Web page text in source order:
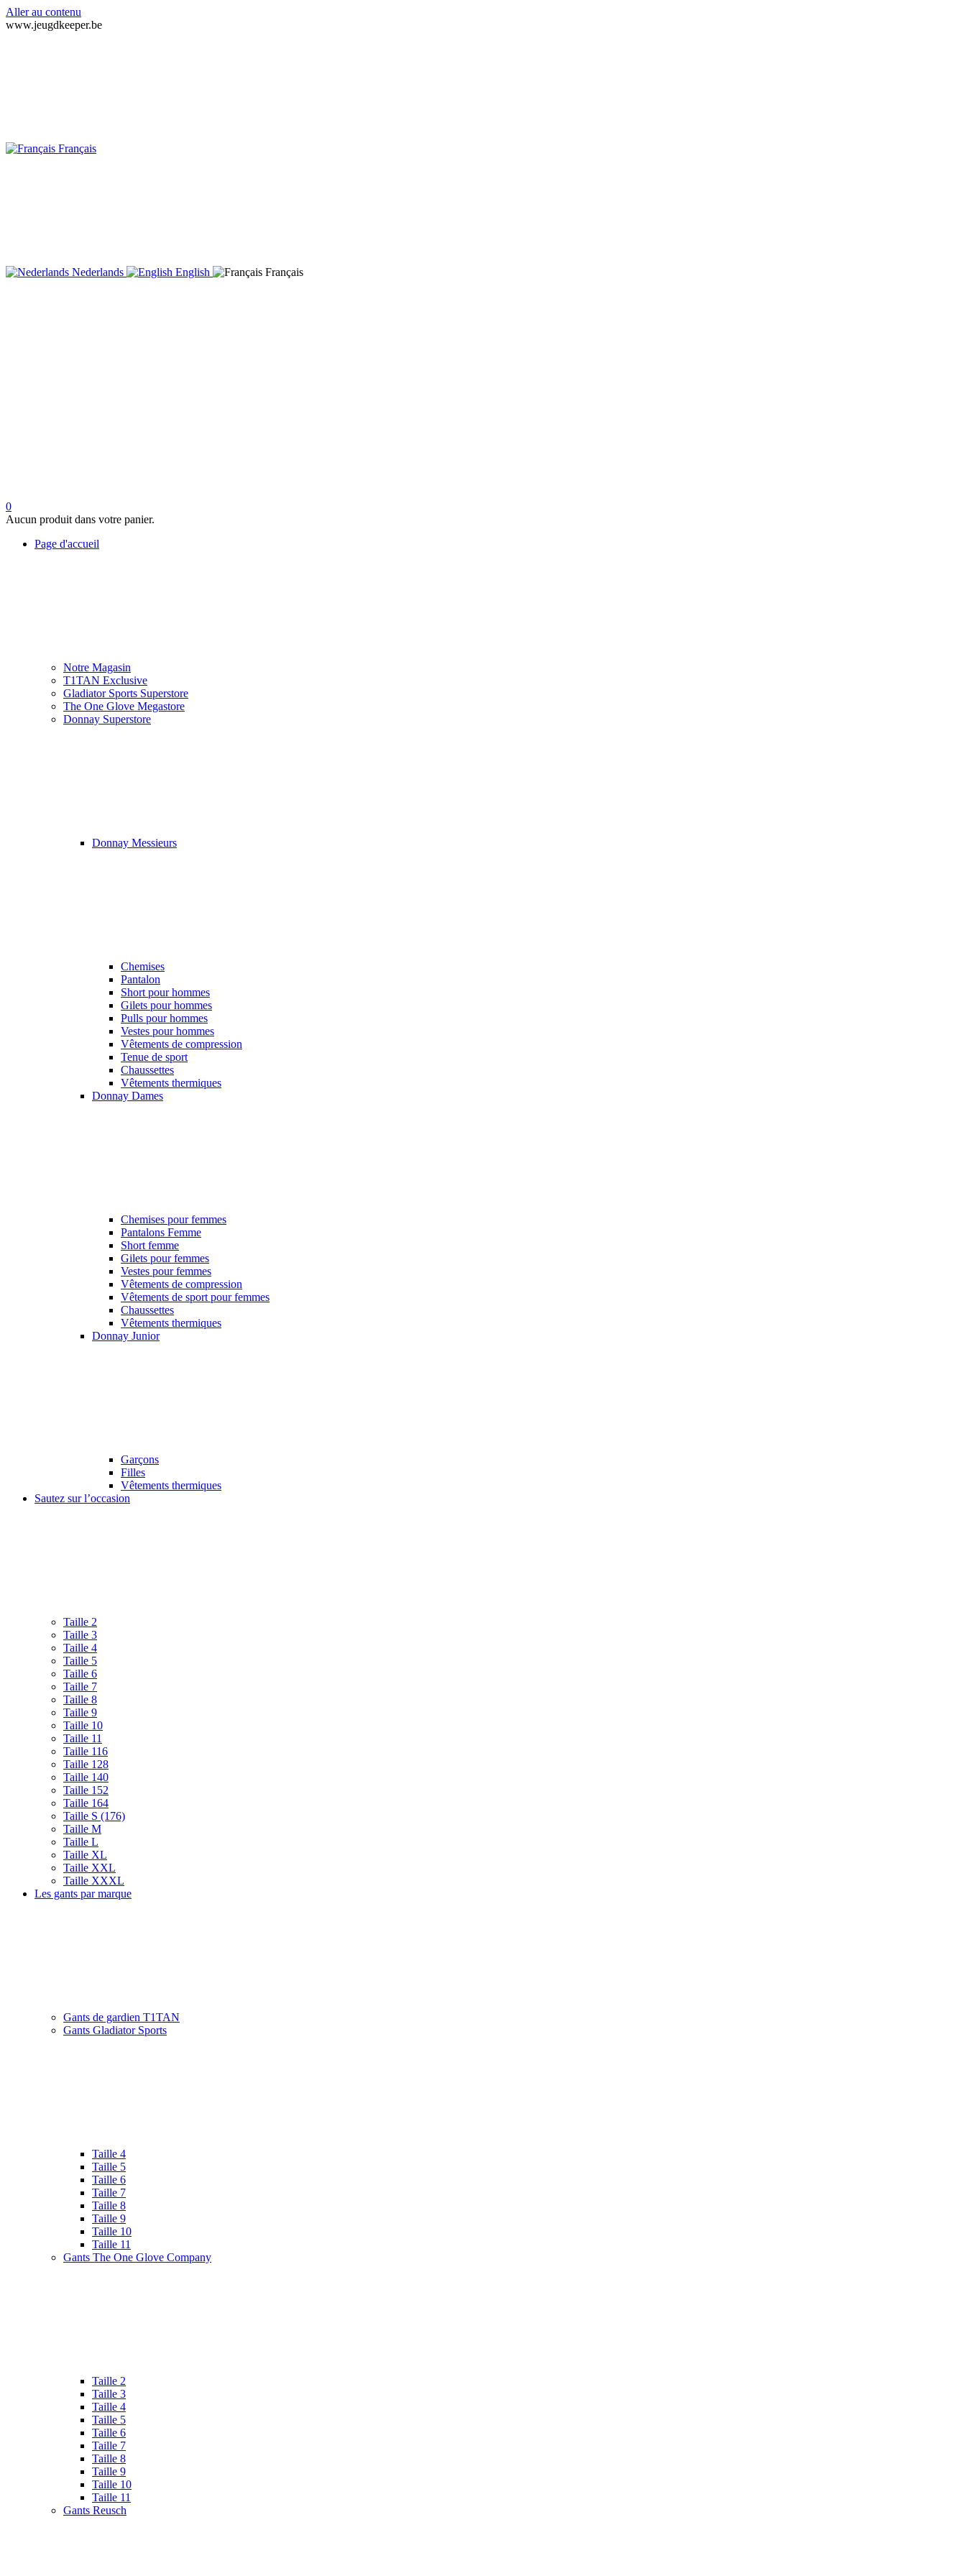
Aller au contenu
www.jeugdkeeper.be
Français
Nederlands English Français
0
Aucun produit dans votre panier.
Page d'accueil
Notre Magasin
T1TAN Exclusive
Gladiator Sports Superstore
The One Glove Megastore
Donnay Superstore
Donnay Messieurs
Chemises
Pantalon
Short pour hommes
Gilets pour hommes
Pulls pour hommes
Vestes pour hommes
Vêtements de compression
Tenue de sport
Chaussettes
Vêtements thermiques
Donnay Dames
Chemises pour femmes
Pantalons Femme
Short femme
Gilets pour femmes
Vestes pour femmes
Vêtements de compression
Vêtements de sport pour femmes
Chaussettes
Vêtements thermiques
Donnay Junior
Garçons
Filles
Vêtements thermiques
Sautez sur l’occasion
Taille 2
Taille 3
Taille 4
Taille 5
Taille 6
Taille 7
Taille 8
Taille 9
Taille 10
Taille 11
Taille 116
Taille 128
Taille 140
Taille 152
Taille 164
Taille S (176)
Taille M
Taille L
Taille XL
Taille XXL
Taille XXXL
Les gants par marque
Gants de gardien T1TAN
Gants Gladiator Sports
Taille 4
Taille 5
Taille 6
Taille 7
Taille 8
Taille 9
Taille 10
Taille 11
Gants The One Glove Company
Taille 2
Taille 3
Taille 4
Taille 5
Taille 6
Taille 7
Taille 8
Taille 9
Taille 10
Taille 11
Gants Reusch